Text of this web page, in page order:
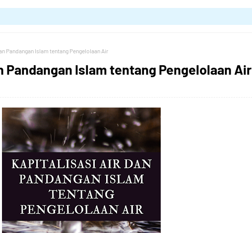
Pandangan Islam tentang Pengelolaan Air
Pandangan Islam tentang Pengelolaan Air